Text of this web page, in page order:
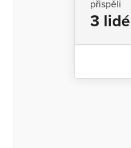
přispěli
3 lidé